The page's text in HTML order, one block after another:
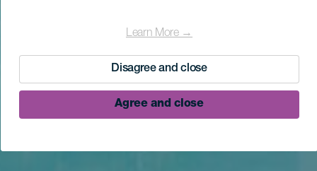
Learn More →
Disagree and close
Agree and close